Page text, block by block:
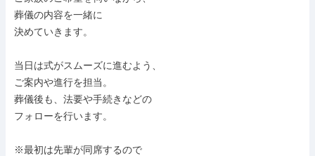
葬儀の内容を一緒に
決めていきます。
当日は式がスムーズに進むよう、
ご案内や進行を担当。
葬儀後も、法要や手続きなどの
フォローを行います。
※最初は先輩が同席するので